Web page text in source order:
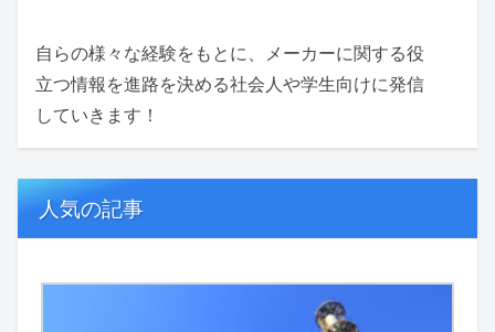
自らの様々な経験をもとに、メーカーに関する役
立つ情報を進路を決める社会人や学生向けに発信
していきます！
人気の記事